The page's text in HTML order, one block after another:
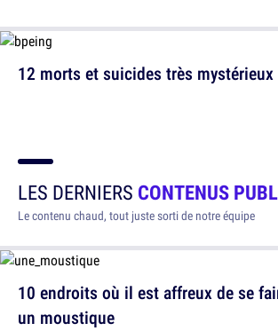
12 morts et suicides très mystérieux
LES DERNIERS CONTENUS
Le contenu chaud, tout juste sorti de notre équipe
10 endroits où il est affreux de se
un moustique